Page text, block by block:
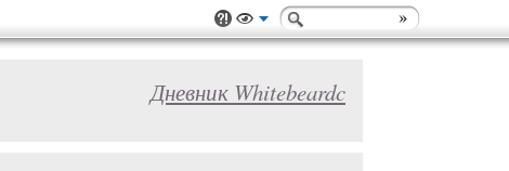
Дневник Whitebeardc